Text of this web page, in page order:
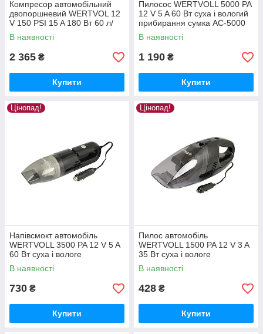
Компресор автомобільний
двопоршневий WERTVOL 12
V 150 PSI 15 A 180 Вт 60 л/
мін сумка AC-2160
В наявності
2 365 ₴
Купити
Пилосос WERTVOLL 5000 PA
12 V 5 A 60 Вт суха і вологий
прибирання сумка AC-5000
В наявності
1 190 ₴
Купити
Цінопад!
Напівсмокт автомобіль
WERTVOLL 3500 PA 12 V 5 A
60 Вт суха і вологе
прибирання AC-3500
В наявності
730 ₴
Купити
Цінопад!
Пилос автомобіль
WERTVOLL 1500 PA 12 V 3 A
35 Вт суха і вологе
прибирання AC-1500
В наявності
428 ₴
Купити